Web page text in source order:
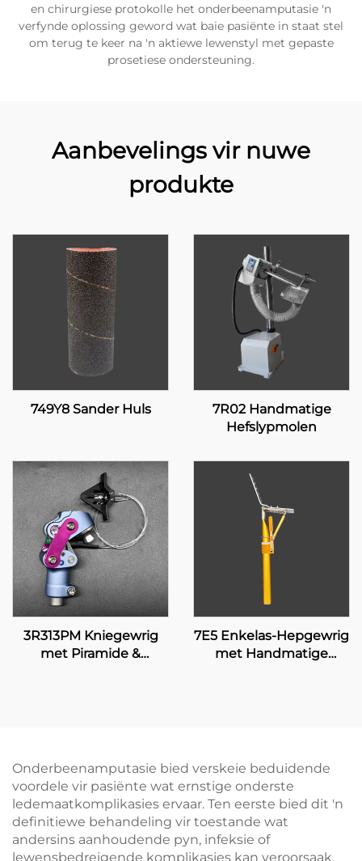
en chirurgiese protokolle het onderbeenamputasie 'n
verfynde oplossing geword wat baie pasiënte in staat stel
om terug te keer na 'n aktiewe lewenstyl met gepaste
prosetiese ondersteuning.
Aanbevelings vir nuwe
produkte
749Y8 Sander Huls
7R02 Handmatige
Hefslypmolen
3R313PM Kniegewrig
met Piramide &
7E5 Enkelas-Hepgewrig
met Handmatige
Onderbeenamputasie bied verskeie beduidende
voordele vir pasiënte wat ernstige onderste
ledemaatkomplikasies ervaar. Ten eerste bied dit 'n
definitiewe behandeling vir toestande wat
andersins aanhoudende pyn, infeksie of
lewensbedreigende komplikasies kan veroorsaak.